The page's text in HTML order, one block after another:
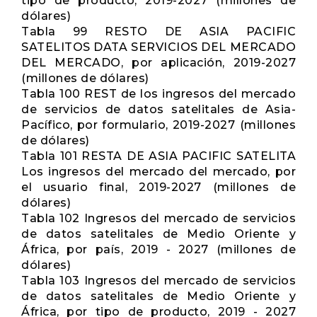
dólares)
Tabla 99 RESTO DE ASIA PACIFIC
SATELITOS DATA SERVICIOS DEL MERCADO
DEL MERCADO, por aplicación, 2019-2027
(millones de dólares)
Tabla 100 REST de los ingresos del mercado
de servicios de datos satelitales de Asia-
Pacífico, por formulario, 2019-2027 (millones
de dólares)
Tabla 101 RESTA DE ASIA PACIFIC SATELITA
Los ingresos del mercado del mercado, por
el usuario final, 2019-2027 (millones de
dólares)
Tabla 102 Ingresos del mercado de servicios
de datos satelitales de Medio Oriente y
África, por país, 2019 - 2027 (millones de
dólares)
Tabla 103 Ingresos del mercado de servicios
de datos satelitales de Medio Oriente y
África, por tipo de producto, 2019 - 2027